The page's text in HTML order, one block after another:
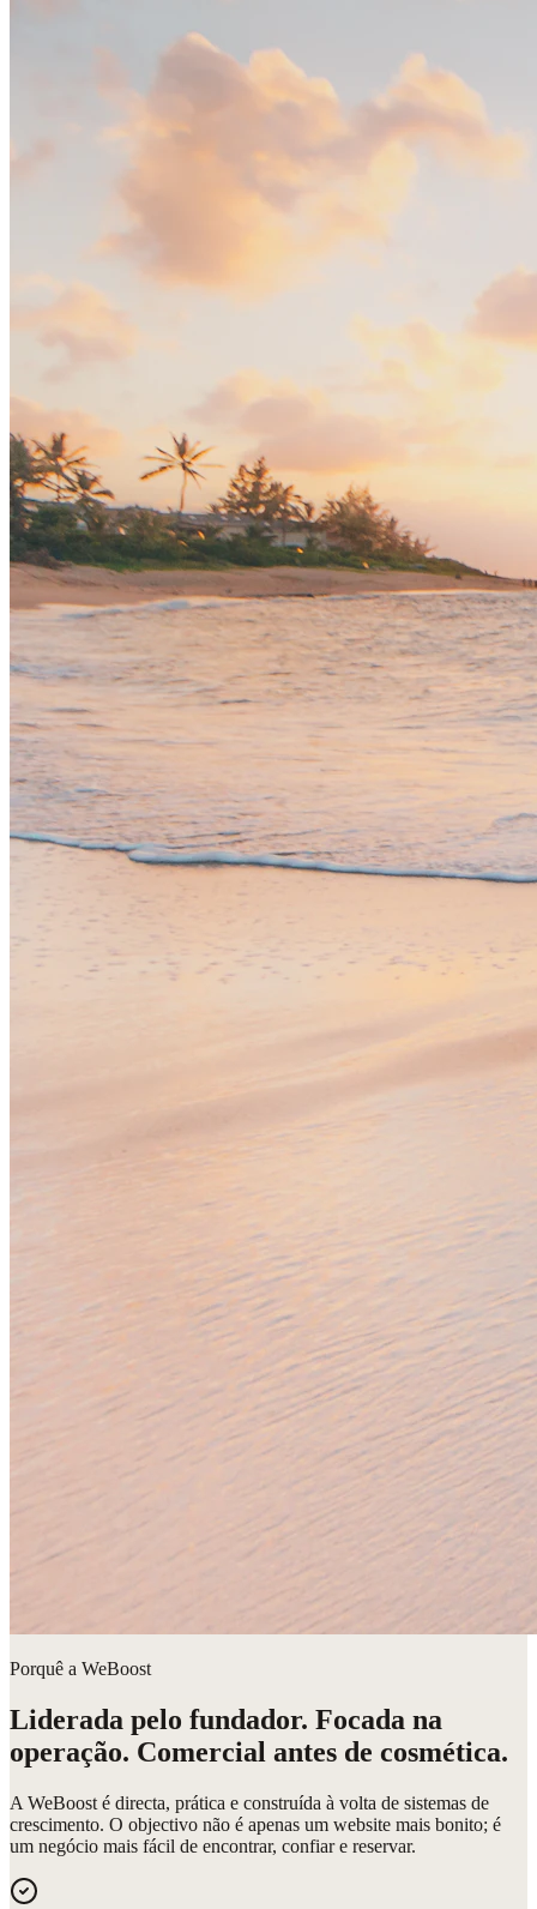
Porquê a WeBoost
Liderada pelo fundador. Focada na
operação. Comercial antes de cosmética.
A WeBoost é directa, prática e construída à volta de sistemas de
crescimento. O objectivo não é apenas um website mais bonito; é
um negócio mais fácil de encontrar, confiar e reservar.